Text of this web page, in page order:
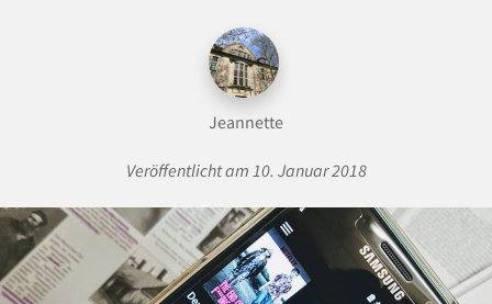
Jeannette
Veröffentlicht am 10. Januar 2018